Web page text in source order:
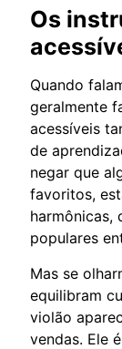
Os
Quando
geralmente
acessíveis
de
negar que
favoritos,
harmônicas,
populares
Mas se
equilibram
violão
vendas. Ele